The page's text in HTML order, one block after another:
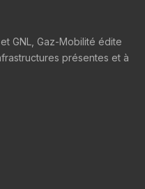
GNL, Gaz-Mobilité édite
présentes et à